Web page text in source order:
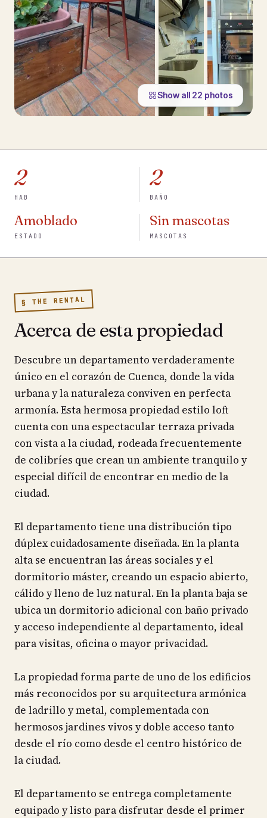
Show all 22 photos
2
HAB
2
BAÑO
Amoblado
ESTADO
Sin mascotas
MASCOTAS
§ THE RENTAL
Acerca de esta propiedad
Descubre un departamento verdaderamente
único en el corazón de Cuenca, donde la vida
urbana y la naturaleza conviven en perfecta
armonía. Esta hermosa propiedad estilo loft
cuenta con una espectacular terraza privada
con vista a la ciudad, rodeada frecuentemente
de colibríes que crean un ambiente tranquilo y
especial difícil de encontrar en medio de la
ciudad.
El departamento tiene una distribución tipo
dúplex cuidadosamente diseñada. En la planta
alta se encuentran las áreas sociales y el
dormitorio máster, creando un espacio abierto,
cálido y lleno de luz natural. En la planta baja se
ubica un dormitorio adicional con baño privado
y acceso independiente al departamento, ideal
para visitas, oficina o mayor privacidad.
La propiedad forma parte de uno de los edificios
más reconocidos por su arquitectura armónica
de ladrillo y metal, complementada con
hermosos jardines vivos y doble acceso tanto
desde el río como desde el centro histórico de
la ciudad.
El departamento se entrega completamente
equipado y listo para disfrutar desde el primer